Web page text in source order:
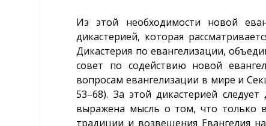
Из этой необходимости новой
дикастерией, которая
Дикастерия по евангелизации,
совет по содействию новой
вопросам евангелизации в мире и
53–68). За этой дикастерией
выражена мысль о том, что только в
традиции и возвещения Евангелия